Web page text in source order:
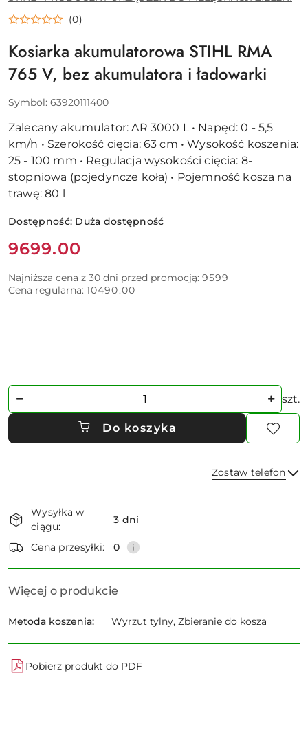
URZĄDZEŃ
DO
PIELĘGNACJI(0)
Kosiarka akumulatorowa STIHL RMA
765 V, bez akumulatora i ładowarki
Symbol: 63920111400
Zalecany akumulator: AR 3000 L • Napęd: 0 - 5,5
km/h • Szerokość cięcia: 63 cm • Wysokość koszenia:
25 - 100 mm • Regulacja wysokości cięcia: 8-
stopniowa (pojedyncze koła) • Pojemność kosza na
trawę: 80 l
Dostępność: Duża dostępność
Cena:
9699.00
Najniższa cena z 30 dni przed promocją: 9599
Cena regularna: 10490.00
Ilość szt.
Do koszyka
Zostaw telefon
i
dostawa
Wysyłka w
ciągu:
3 dni
Cena przesyłki: 0
Więcej o produkcie
Metoda koszenia: Wyrzut tylny, Zbieranie do kosza
Pobierz produkt do PDF